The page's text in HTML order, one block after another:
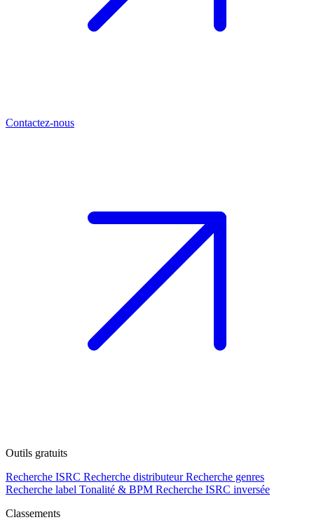
Contactez-nous
Outils gratuits
Recherche ISRC Recherche distributeur Recherche genres
Recherche label Tonalité & BPM Recherche ISRC inversée
Classements